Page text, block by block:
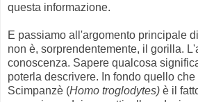
questa informazione.
E passiamo all'argomento principale
non è, sorprendentemente, il gorilla.
conoscenza. Sapere qualcosa
poterla descrivere. In fondo quello
Scimpanzè (Homo troglodytes) è il